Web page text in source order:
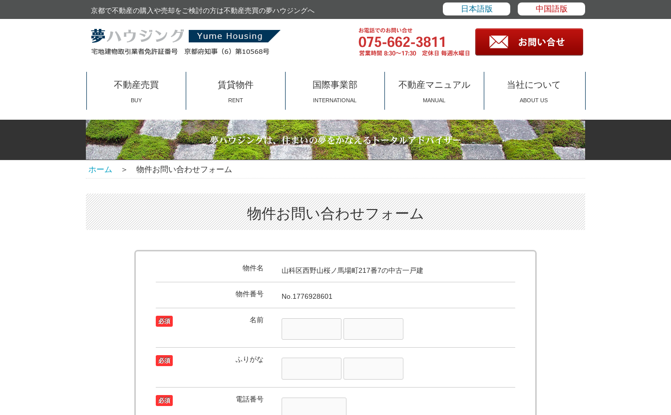
日本語版 中国語版
京都で不動産の購入や売却をご検討の方は不動産売買の夢ハウジングへ
不動産売買
BUY
賃貸物件
RENT
国際事業部
INTERNATIONAL
不動産マニュアル
MANUAL
当社について
ABOUT US
ホーム ＞ 物件お問い合わせフォーム
物件お問い合わせフォーム
物件名 山科区西野山桜ノ馬場町217番7の中古一戸建
物件番号 No.1776928601
必須 名前
必須 ふりがな
必須 電話番号